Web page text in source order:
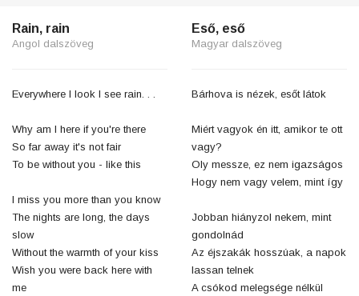
Rain, rain
Angol dalszöveg
Everywhere I look I see rain. . .
Why am I here if you're there
So far away it's not fair
To be without you - like this
I miss you more than you know
The nights are long, the days
slow
Without the warmth of your kiss
Wish you were back here with
me
Eső, eső
Magyar dalszöveg
Bárhova is nézek, esőt látok
Miért vagyok én itt, amikor te ott
vagy?
Oly messze, ez nem igazságos
Hogy nem vagy velem, mint így
Jobban hiányzol nekem, mint
gondolnád
Az éjszakák hosszúak, a napok
lassan telnek
A csókod melegsége nélkül